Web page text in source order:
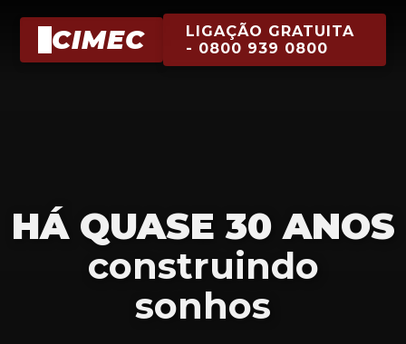
CIMEC
LIGAÇÃO GRATUITA
- 0800 939 0800
HÁ QUASE 30 ANOS
construindo
sonhos